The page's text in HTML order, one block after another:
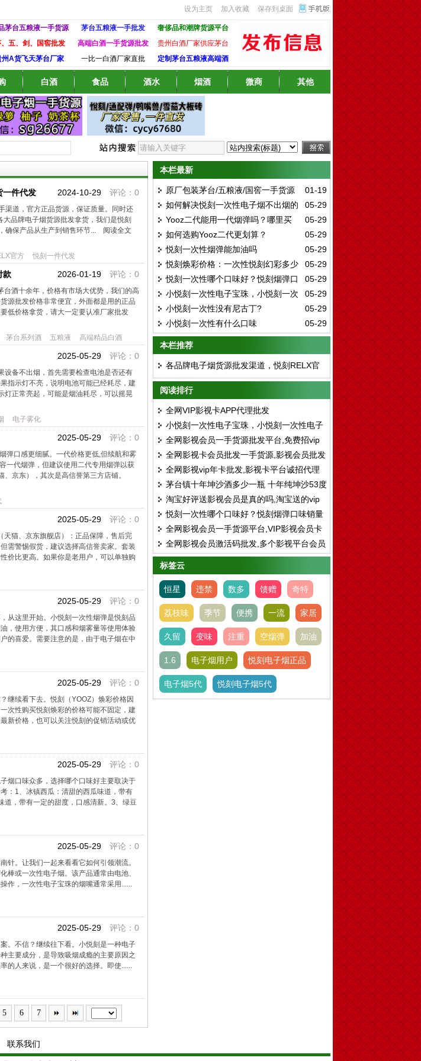
设为主页 加入收藏 保存到桌面
茅台五粮液一手货源 茅台五粮液一手批发
奢侈品和潮牌货源平台
五、剑、国窖批发 高端白酒一手货源批发
贵州白酒厂家供应茅台
州A货飞天茅台厂家 一比一白酒厂家直批 定制茅台五粮液高端酒
白酒 食品 酒水 烟酒 微商 其他
2024-10-29评论：0
一件代发
渠道，官方正品货源，保证质量。同时还
品牌电子烟货源批发拿货，我们是悦刻
确保产品从生产到销售环节...
阅读全文
官方 悦刻一件代发
2026-01-19评论：0
款
酒十余年，价格有市场大优势，我们的高
源批发价格非常便宜，外面都是用的正品
低价格拿货，请大一定要认准厂家批发
茅台系列酒 五粮液 高端精品白酒
2025-05-29评论：0
设备不出烟，首先需要检查电池是否还有
指示灯不亮，说明电池可能已经耗尽，建
灯正常亮起，可能是烟油耗尽，可以摇晃
电子雾化
2025-05-29评论：0
弹口感更细腻。一代价格更低,但续航和雾
一代烟弹，但建议使用二代专用烟弹以获
京东），其次是高信誉第三方店铺。
2025-05-29评论：0
猫、京东旗舰店）：正品保障，售后完
需警惕假货，建议选择高信誉卖家。套装
价比更高。如果你是老用户，可以单独购
2025-05-29评论：0
从这里开始。小悦刻一次性烟弹是悦刻品
，使用方便，其口感和烟雾量等使用体验
的喜爱。需要注意的是，由于电子烟在中
2025-05-29评论：0
继续看下去。悦刻（YOOZ）焕彩价格因
次性购买悦刻焕彩的价格可能不固定，建
新价格，也可以关注悦刻的促销活动或优
2025-05-29评论：0
烟口味众多，选择哪个口味好主要取决于
：1、冰镇西瓜：清甜的西瓜味道，带有
道，带有一定的甜度，口感清新。3、绿豆
2025-05-29评论：0
针。让我们一起来看看它如何引领潮流。
棒或一次性电子烟。该产品通常由电池、
作，一次性电子宝珠的烟嘴通常采用......
2025-05-29评论：0
。不信？继续往下看。小悦刻是一种电子
主要成分，是导致吸烟成瘾的主要原因之
的人来说，是一个很好的选择。即使......
5 6 7
本栏最新
01-19
原厂包装茅台/五粮液/国窖一手货源
批发,全国包邮 货到付款
05-29
如何解决悦刻一次性电子烟不出烟的
问题
05-29
Yooz二代能用一代烟弹吗？哪里买
Yooz二代最靠谱？
05-29
如何选购Yooz二代更划算？
05-29
悦刻一次性烟弹能加油吗
05-29
悦刻焕彩价格：一次性悦刻幻彩多少
钱
05-29
悦刻一次性哪个口味好？悦刻烟弹口
味销量排名
05-29
小悦刻一次性电子宝珠，小悦刻一次
性电子烟怎么用
05-29
小悦刻一次性没有尼古丁?
05-29
小悦刻一次性有什么口味
本栏推荐
各品牌电子烟货源批发渠道，悦刻RELX官
方进货拿货一件代发
阅读排行
全网VIP影视卡APP代理批发
小悦刻一次性电子宝珠，小悦刻一次性电子
烟怎么用
全网影视会员一手货源批发平台,免费招vip
会员代理
全网影视卡会员批发一手货源,影视会员批发
自助商城
全网影视vip年卡批发,影视卡平台诚招代理
茅台镇十年坤沙酒多少一瓶 十年纯坤沙53度
酒价格
淘宝好评送影视会员是真的吗,淘宝送的vip
影视卡是什么揭密
悦刻一次性哪个口味好？悦刻烟弹口味销量
排名
全网影视会员一手货源平台,VIP影视会员卡
代理
全网影视会员激活码批发,多个影视平台会员
VIP卡一键开通
标签云
恒星 违禁 数多 馈赠 奇特
荔枝味 季节 便携 一流 家居
久留 变味 注重 空烟弹 加油
1.6 电子烟用户 悦刻电子烟正品
电子烟5代 悦刻电子烟5代
联系我们